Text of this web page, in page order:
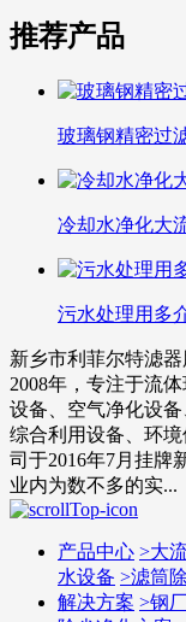
推荐产品
玻璃钢精密过
冷却水净化大
污水处理用多
新乡市利菲尔特滤
2008年，专注于流
设备、空气净化设
综合利用设备、环
司于2016年7月挂牌
业内为数不多的实...
产品中心 >大
水设备 >滤筒
解决方案 >钢